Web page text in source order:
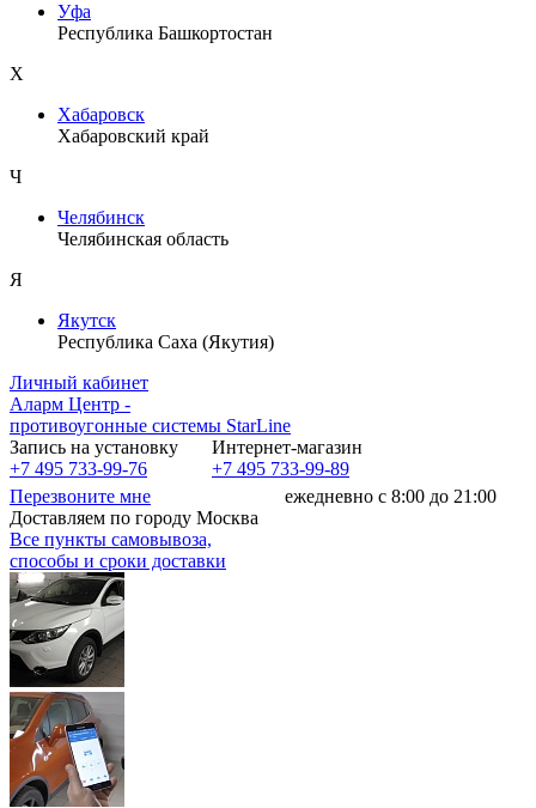
Уфа
Республика Башкортостан
Х
Хабаровск
Хабаровский край
Ч
Челябинск
Челябинская область
Я
Якутск
Республика Саха (Якутия)
Личный кабинет
Аларм Центр -
противоугонные системы StarLine
Запись на установку
+7 495 733-99-76
Интернет-магазин
+7 495 733-99-89
Перезвоните мне
ежедневно с 8:00 до 21:00
Доставляем по городу Москва
Все пункты самовывоза,
способы и сроки доставки